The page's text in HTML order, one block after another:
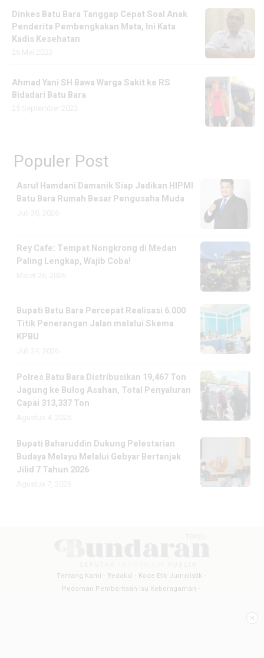
Dinkes Batu Bara Tanggap Cepat Soal Anak
Penderita Pembengkakan Mata, Ini Kata
Kadis Kesehatan
Ahmad Yani SH Bawa Warga Sakit ke RS
Bidadari Batu Bara
Populer Post
Asrul Hamdani Damanik Siap Jadikan HIPMI
Batu Bara Rumah Besar Pengusaha Muda
Rey Cafe: Tempat Nongkrong di Medan
Paling Lengkap, Wajib Coba!
Bupati Batu Bara Percepat Realisasi 6.000
Titik Penerangan Jalan melalui Skema
KPBU
Polres Batu Bara Distribusikan 19,467 Ton
Jagung ke Bulog Asahan, Total Penyaluran
Capai 313,337 Ton
Bupati Baharuddin Dukung Pelestarian
Budaya Melayu Melalui Gebyar Bertanjak
Jilid 7 Tahun 2026
Tentang Kami Redaksi
Kode Etik Jurnalistik
Pedoman Pemberitaan Isu Keberagaman